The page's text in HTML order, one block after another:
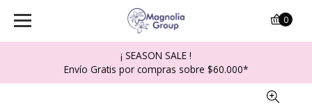
¡ SEASON SALE !
Envío Gratis por compras sobre $60.000*
0